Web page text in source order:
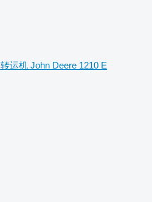
转运机 John Deere 1210 E